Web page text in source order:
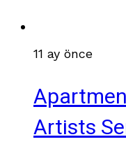
11 ay önce
Artists